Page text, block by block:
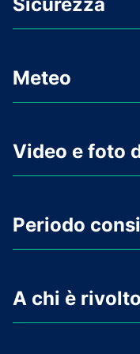
Sicurezza
Meteo
Video e foto
Periodo
A chi è